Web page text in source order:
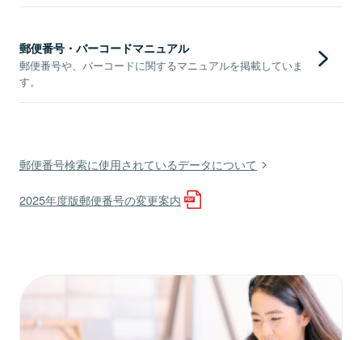
郵便番号・バーコードマニュアル
郵便番号や、バーコードに関するマニュアルを掲載していま
す。
郵便番号検索に使用されているデータについて
2025年度版郵便番号の変更案内